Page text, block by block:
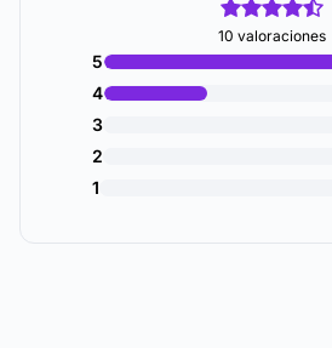
10 valoraciones
5
4
3
2
1